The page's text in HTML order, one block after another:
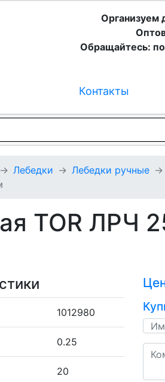
Организуем
Обращайтесь:
Контакты
Лебедки Лебедки ручные
TOR ЛРЧ
1012980
0.25
20